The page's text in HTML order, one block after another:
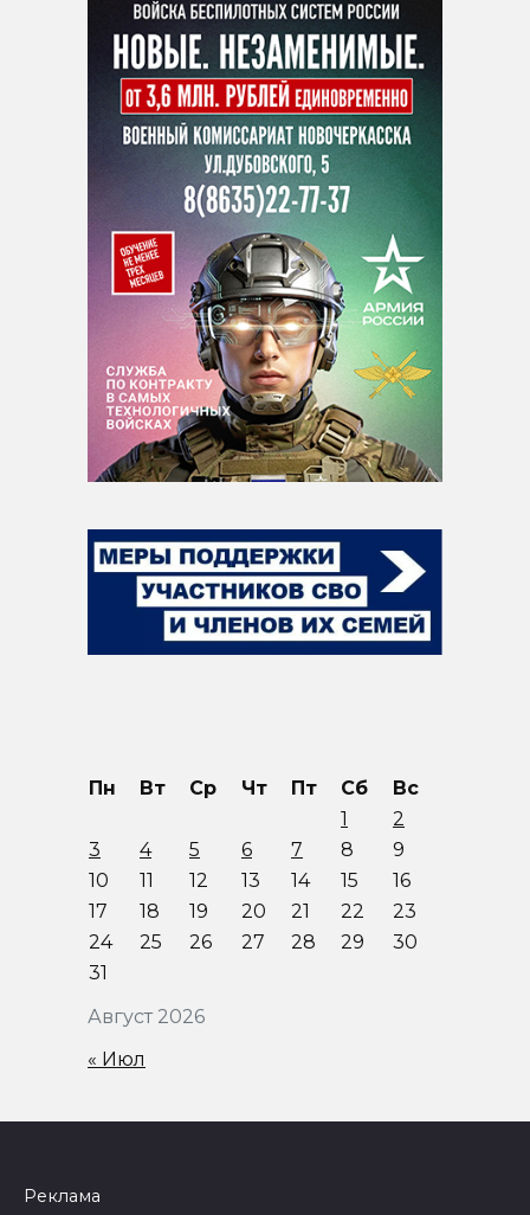
Август 2026
Пн Вт Ср Чт Пт Сб
Вс
1
2
3
4 5 6 7 8
9
10
11 12 13 14 15
16
17
18 19 20 21 22
23
24
25 26 27 28 29
30
31
« Июл
Реклама